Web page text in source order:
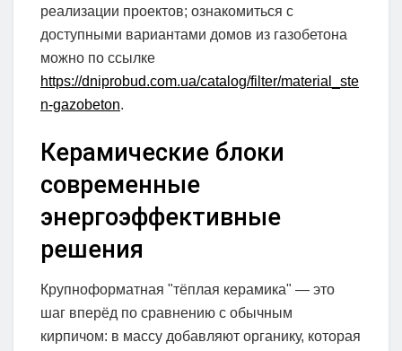
реализации проектов; ознакомиться с
доступными вариантами домов из газобетона
можно по ссылке
https://dniprobud.com.ua/catalog/filter/material_ste
n-gazobeton.
Керамические блоки
современные
энергоэффективные
решения
Крупноформатная "тёплая керамика" — это
шаг вперёд по сравнению с обычным
кирпичом: в массу добавляют органику, которая